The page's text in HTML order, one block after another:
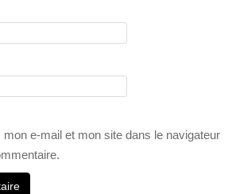
e-mail et mon site dans le navigateur